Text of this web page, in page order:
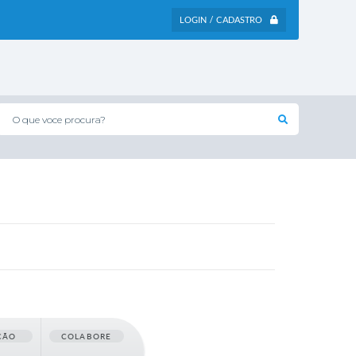
LOGIN / CADASTRO
que voce procura?
COLABORE